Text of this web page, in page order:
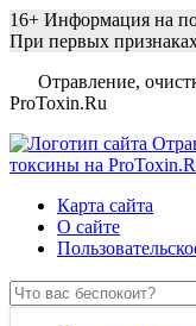
16+ Информация на
При первых признаках
Отравление,
ProToxin.Ru
Карта сайта
О сайте